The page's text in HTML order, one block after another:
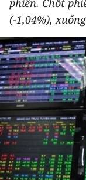
THỂ THAO
GIÁO DỤC
Y TẾ
KHOA HỌC -
MÔI TRƯỜNG
BẠN ĐỌC
phiên. Chốt
(-1,04%),